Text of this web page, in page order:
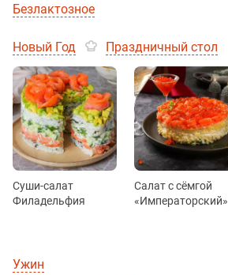
Безлактозное
Новый Год Праздничный стол
Суши-салат
Филадельфия
Салат с сёмгой
«Императорский»
Ужин